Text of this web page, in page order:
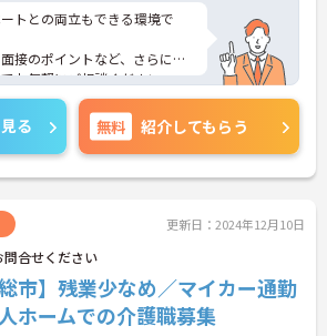
トとの両立もできる環境で
接のポイントなど、さらに詳
お気軽にご相談ください。
る 無料 紹介してもらう
更新日：2024年12月10日
合せください
市】残業少なめ／マイカー通勤
ホームでの介護職募集